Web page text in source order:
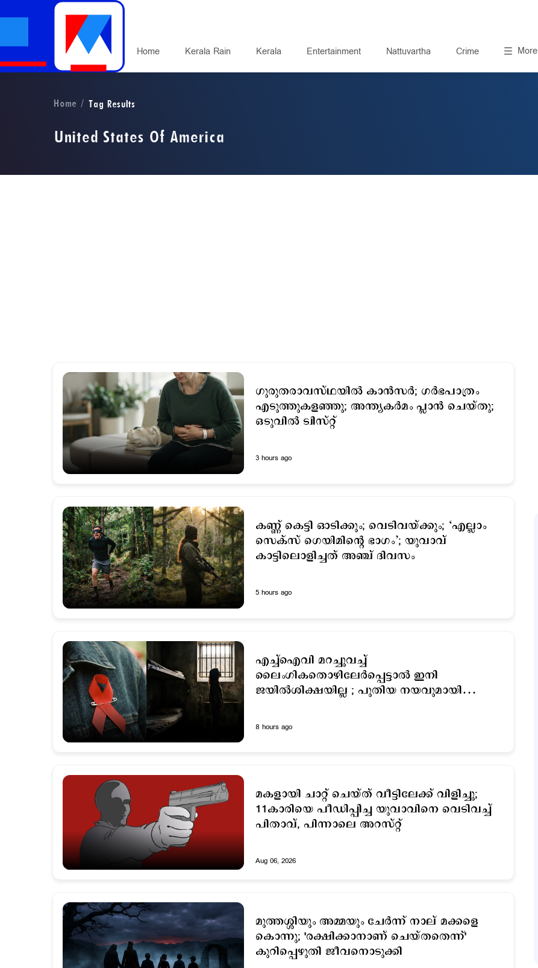
Home Kerala Rain Kerala Entertainment Nattuvartha Crime More
Home Tag Results
United States Of America
ഗുരുതരാവസ്ഥയില്‍ കാന്‍സര്‍; ഗര്‍ഭപാത്രം
എടുത്തുകള‍ഞ്ഞു; അന്ത്യകര്‍മം പ്ലാന്‍ ചെയ്തു;
ഒടുവില്‍ ട്വിസ്റ്റ്
3 hours ago
കണ്ണ് കെട്ടി ഓടിക്കും; വെടിവയ്ക്കും; ‘എല്ലാം
സെക്സ് ഗെയിമിന്‍റെ ഭാഗം’; യുവാവ്
കാട്ടിലൊളിച്ചത് അഞ്ച് ദിവസം
5 hours ago
എച്ച്‌ഐവി മറച്ചുവച്ച്
ലൈംഗികതൊഴിലേര്‍പ്പെട്ടാല്‍ ഇനി
ജയില്‍ശിക്ഷയില്ല ; പുതിയ നയവുമായി
8 hours ago
മകളായി ചാറ്റ് ചെയ്ത് വീട്ടിലേക്ക് വിളിച്ചു;
11കാരിയെ പീഡിപ്പിച്ച യുവാവിനെ വെടിവച്ച്
പിതാവ്, പിന്നാലെ അറസ്റ്റ്
Aug 06, 2026
മുത്തശ്ശിയും അമ്മയും ചേർന്ന് നാല് മക്കളെ
കൊന്നു; 'രക്ഷിക്കാനാണ് ചെയ്തതെന്ന്'
കുറിപ്പെഴുതി ജീവനൊടുക്കി ​